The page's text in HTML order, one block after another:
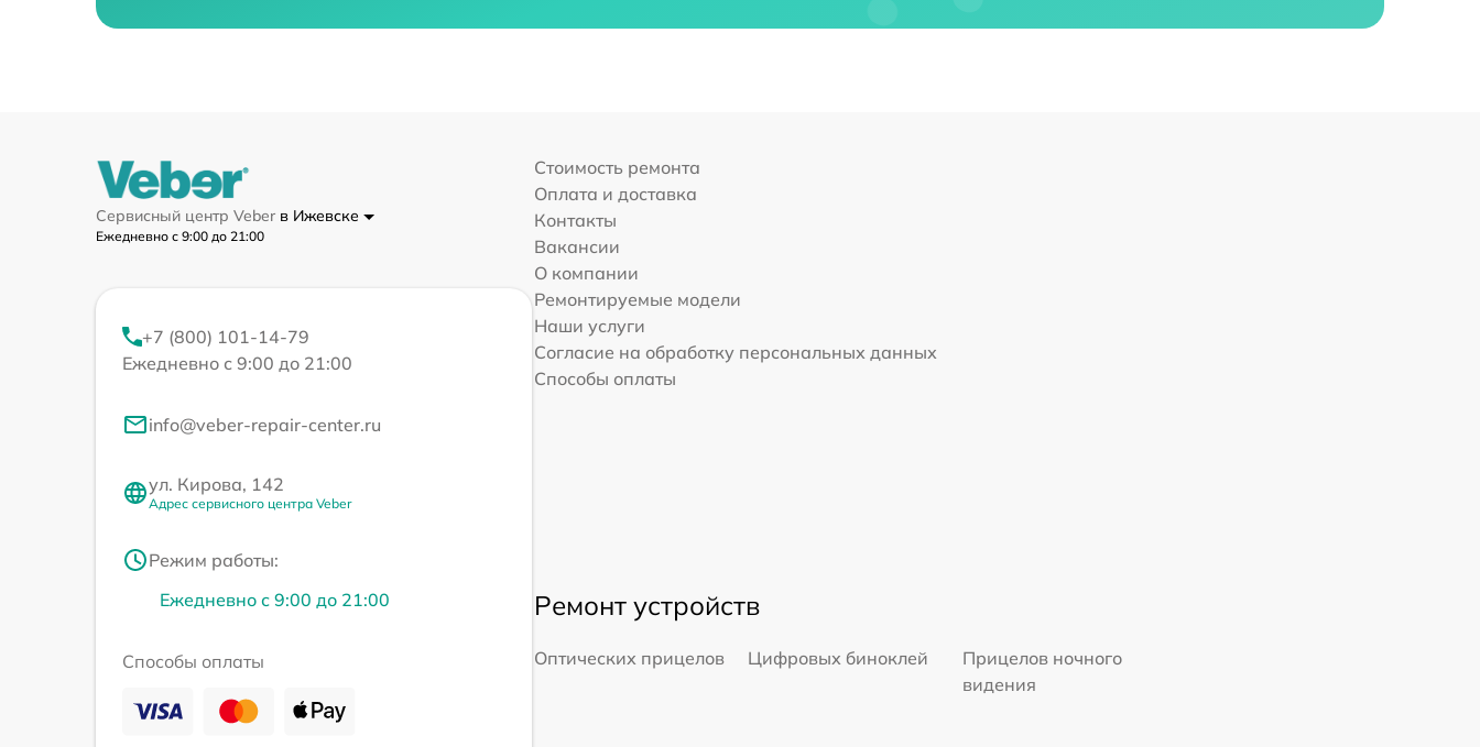
Сервисный центр Veber в Ижевске
Ежедневно с 9:00 до 21:00
+7 (800) 101-14-79
Ежедневно с 9:00 до 21:00
info@veber-repair-center.ru
ул. Кирова, 142
Адрес сервисного центра Veber
Режим работы:
Ежедневно с 9:00 до 21:00
Способы оплаты
Стоимость ремонта
Оплата и доставка
Контакты
Вакансии
О компании
Ремонтируемые модели
Наши услуги
Согласие на обработку персональных данных
Способы оплаты
Ремонт устройств
Оптических прицелов Цифровых биноклей
Прицелов ночного
видения